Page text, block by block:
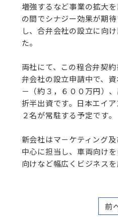
増強するなど事業の拡大
の間でシナジー効果が期
し、合弁会社の設立に向
た。
両社にて、この程合弁契
弁会社の設立申請中で、
－（約３，６００万円）
折半出資です。日本エイ
２名が常駐する予定です。
新会社はマ－ケティング
中心に担当し、車両向け
向けなど幅広くビジネスを
前